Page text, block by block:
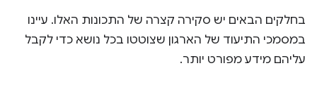
בחלקים הבאים יש סקירה קצרה של התכונות האלו. עיינו
במסמכי התיעוד של הארגון שצוטטו בכל נושא כדי לקבל
עליהם מידע מפורט יותר.